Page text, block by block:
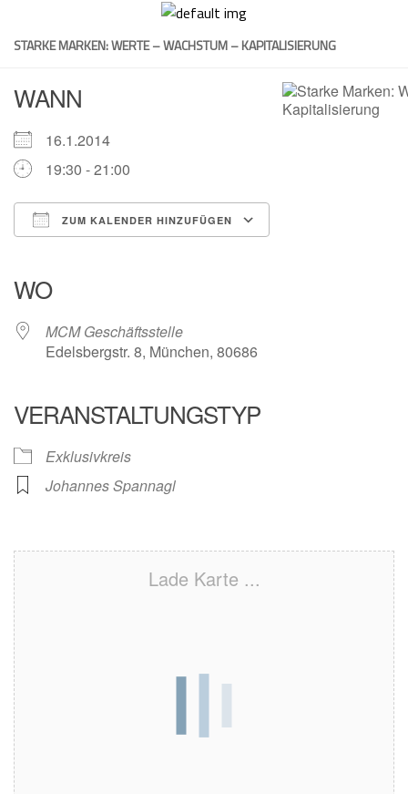
content
STARKE MARKEN: WERTE – WACHSTUM – KAPITALISIERUNG
WANN
16.1.2014
19:30 - 21:00
ZUM KALENDER HINZUFÜGEN
WO
MCM Geschäftsstelle
Edelsbergstr. 8, München, 80686
VERANSTALTUNGSTYP
Exklusivkreis
Johannes Spannagl
Lade Karte ...